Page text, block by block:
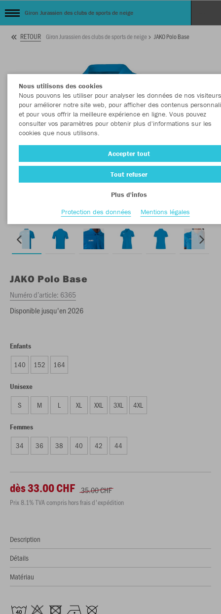
Giron Jurassien des clubs de sports de neige
RETOUR Giron Jurassien des clubs de sports de neige JAKO Polo Base
JAKO Polo Base
Numéro d’article: 6365
Disponible jusqu'en 2026
Enfants
140 152 164
Unisexe
S M L XL XXL 3XL 4XL
Femmes
34 36 38 40 42 44
dès 33.00 CHF 35.00 CHF
Prix 8.1% TVA compris hors frais d'expédition
Description
Détails
Matériau
Nous utilisons des cookies
Nous pouvons les utiliser pour analyser les données de nos
pour améliorer notre site web, pour afficher des contenus
et pour vous offrir la meilleure expérience en ligne. Vous pouvez
consulter vos paramètres pour obtenir plus d'informations sur les
cookies que nous utilisons.
Accepter tout
Tout refuser
Plus d'infos
Protection des données
Mentions légales